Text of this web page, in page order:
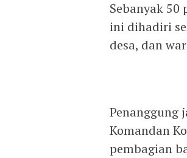
‎Sebanyak 50
ini dihadiri
desa, dan
‎Penanggung
Komandan
pembagian